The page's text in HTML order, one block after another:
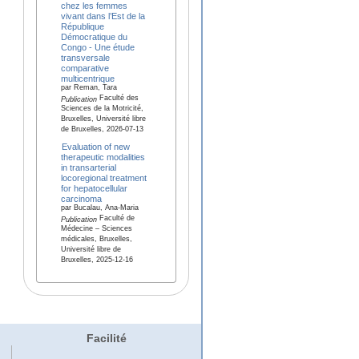
chez les femmes
vivant dans l’Est de la
République
Démocratique du
Congo - Une étude
transversale
comparative
multicentrique
par Reman, Tara
PublicationFaculté des
Sciences de la Motricité,
Bruxelles, Université libre
de Bruxelles, 2026-07-13
Evaluation of new
therapeutic modalities
in transarterial
locoregional treatment
for hepatocellular
carcinoma
par Bucalau, Ana-Maria
PublicationFaculté de
Médecine – Sciences
médicales, Bruxelles,
Université libre de
Bruxelles, 2025-12-16
Facilité